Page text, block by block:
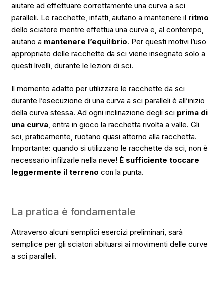
aiutare ad effettuare correttamente una curva a sci
paralleli. Le racchette, infatti, aiutano a mantenere il ritmo
dello sciatore mentre effettua una curva e, al contempo,
aiutano a mantenere l’equilibrio. Per questi motivi l’uso
appropriato delle racchette da sci viene insegnato solo a
questi livelli, durante le lezioni di sci.
Il momento adatto per utilizzare le racchette da sci
durante l’esecuzione di una curva a sci paralleli è all’inizio
della curva stessa. Ad ogni inclinazione degli sci prima di
una curva, entra in gioco la racchetta rivolta a valle. Gli
sci, praticamente, ruotano quasi attorno alla racchetta.
Importante: quando si utilizzano le racchette da sci, non è
necessario infilzarle nella neve! È sufficiente toccare
leggermente il terreno con la punta.
La pratica è fondamentale
Attraverso alcuni semplici esercizi preliminari, sarà
semplice per gli sciatori abituarsi ai movimenti delle curve
a sci paralleli.